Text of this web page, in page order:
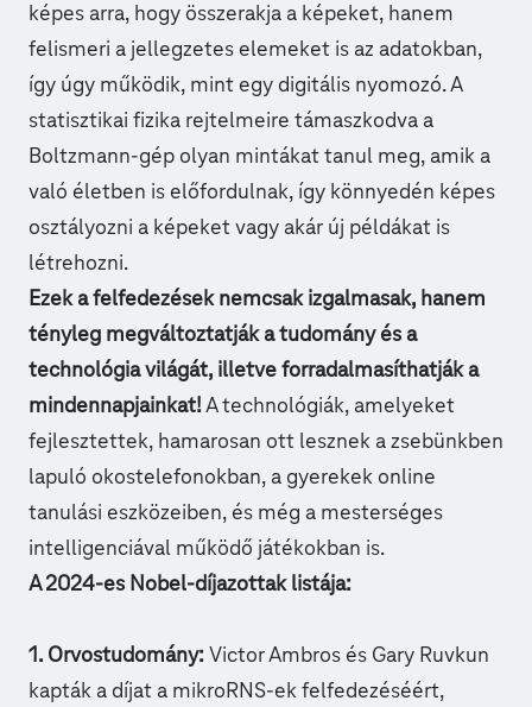
képes arra, hogy összerakja a képeket, hanem
felismeri a jellegzetes elemeket is az adatokban,
így úgy működik, mint egy digitális nyomozó. A
statisztikai fizika rejtelmeire támaszkodva a
Boltzmann-gép olyan mintákat tanul meg, amik a
való életben is előfordulnak, így könnyedén képes
osztályozni a képeket vagy akár új példákat is
létrehozni.
Ezek a felfedezések nemcsak izgalmasak, hanem
tényleg megváltoztatják a tudomány és a
technológia világát, illetve forradalmasíthatják a
mindennapjainkat! A technológiák, amelyeket
fejlesztettek, hamarosan ott lesznek a zsebünkben
lapuló okostelefonokban, a gyerekek online
tanulási eszközeiben, és még a mesterséges
intelligenciával működő játékokban is.
A 2024-es Nobel-díjazottak listája:
1. Orvostudomány: Victor Ambros és Gary Ruvkun
kapták a díjat a mikroRNS-ek felfedezéséért,